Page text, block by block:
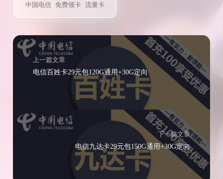
中国电信 免费领卡 流量卡
上一篇文章
电信百姓卡29元包120G通用+30G定向
下一篇文章
电信九达卡29元包150G通用+30G定向